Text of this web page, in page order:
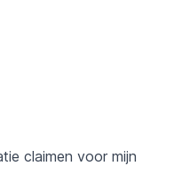
claimen voor mijn